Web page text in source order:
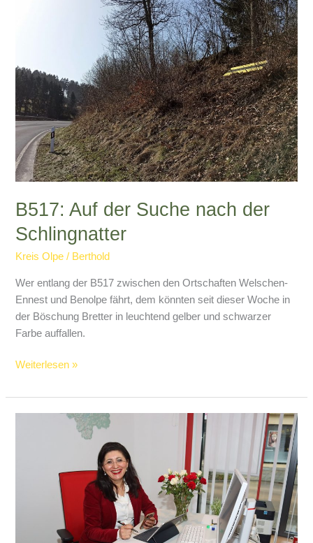
B517: Auf der Suche nach der
Schlingnatter
Kreis Olpe / Berthold
Wer entlang der B517 zwischen den Ortschaften Welschen-
Ennest und Benolpe fährt, dem könnten seit dieser Woche in
der Böschung Bretter in leuchtend gelber und schwarzer
Farbe auffallen.
B517:
der
Suche
Weiterlesen »